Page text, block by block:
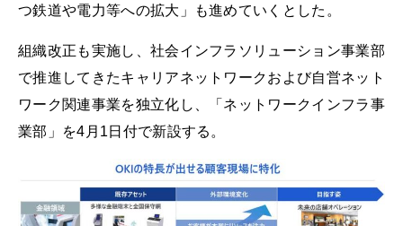
つ鉄道や電力等への拡大」も進めていくとした。
組織改正も実施し、社会インフラソリューション事業部
で推進してきたキャリアネットワークおよび自営ネット
ワーク関連事業を独立化し、「ネットワークインフラ事
業部」を4月1日付で新設する。